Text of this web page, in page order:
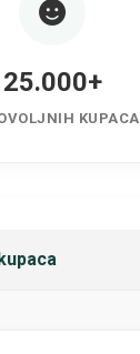
25.000+
KUPACA